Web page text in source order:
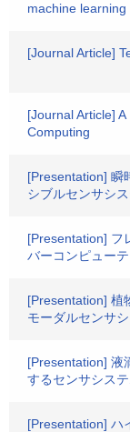
machine learning
[Journal Article]
[Journal Article]
Computing
[Presentation] 瞬
シブルセンサシ
[Presentation] フ
バーコンピュー
[Presentation] 植
モーダルセンサ
[Presentation] 液
するセンサシス
[Presentation] ハ